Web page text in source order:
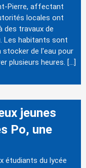
Pierre, affectant
locales ont
des travaux de
Les habitants sont
de l'eau pour
plusieurs heures. […]
jeunes
Po, une
étudiants du lycée